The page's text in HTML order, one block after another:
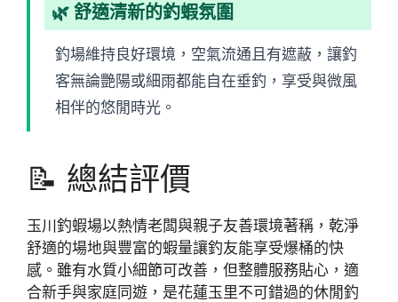
🌿 舒適清新的釣蝦氛圍
釣場維持良好環境，空氣流通且有遮蔽，讓釣
客無論艷陽或細雨都能自在垂釣，享受與微風
相伴的悠閒時光。
📝 總結評價
玉川釣蝦場以熱情老闆與親子友善環境著稱，乾淨
舒適的場地與豐富的蝦量讓釣友能享受爆桶的快
感。雖有水質小細節可改善，但整體服務貼心，適
合新手與家庭同遊，是花蓮玉里不可錯過的休閒釣